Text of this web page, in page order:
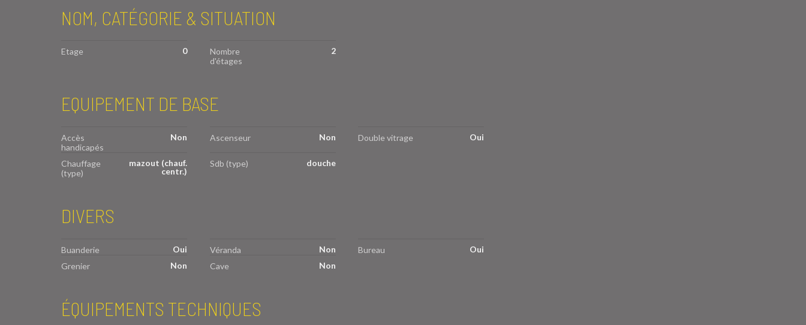
NOM, CATÉGORIE & SITUATION
Etage 0
Nombre
d'étages
2
EQUIPEMENT DE BASE
Accès
handicapés
Non Ascenseur Non Double vitrage Oui
Chauffage
(type)
mazout (chauf.
centr.)
Sdb (type) douche
DIVERS
Buanderie Oui Véranda Non Bureau
Oui
Grenier
Non Cave Non
ÉQUIPEMENTS TECHNIQUES